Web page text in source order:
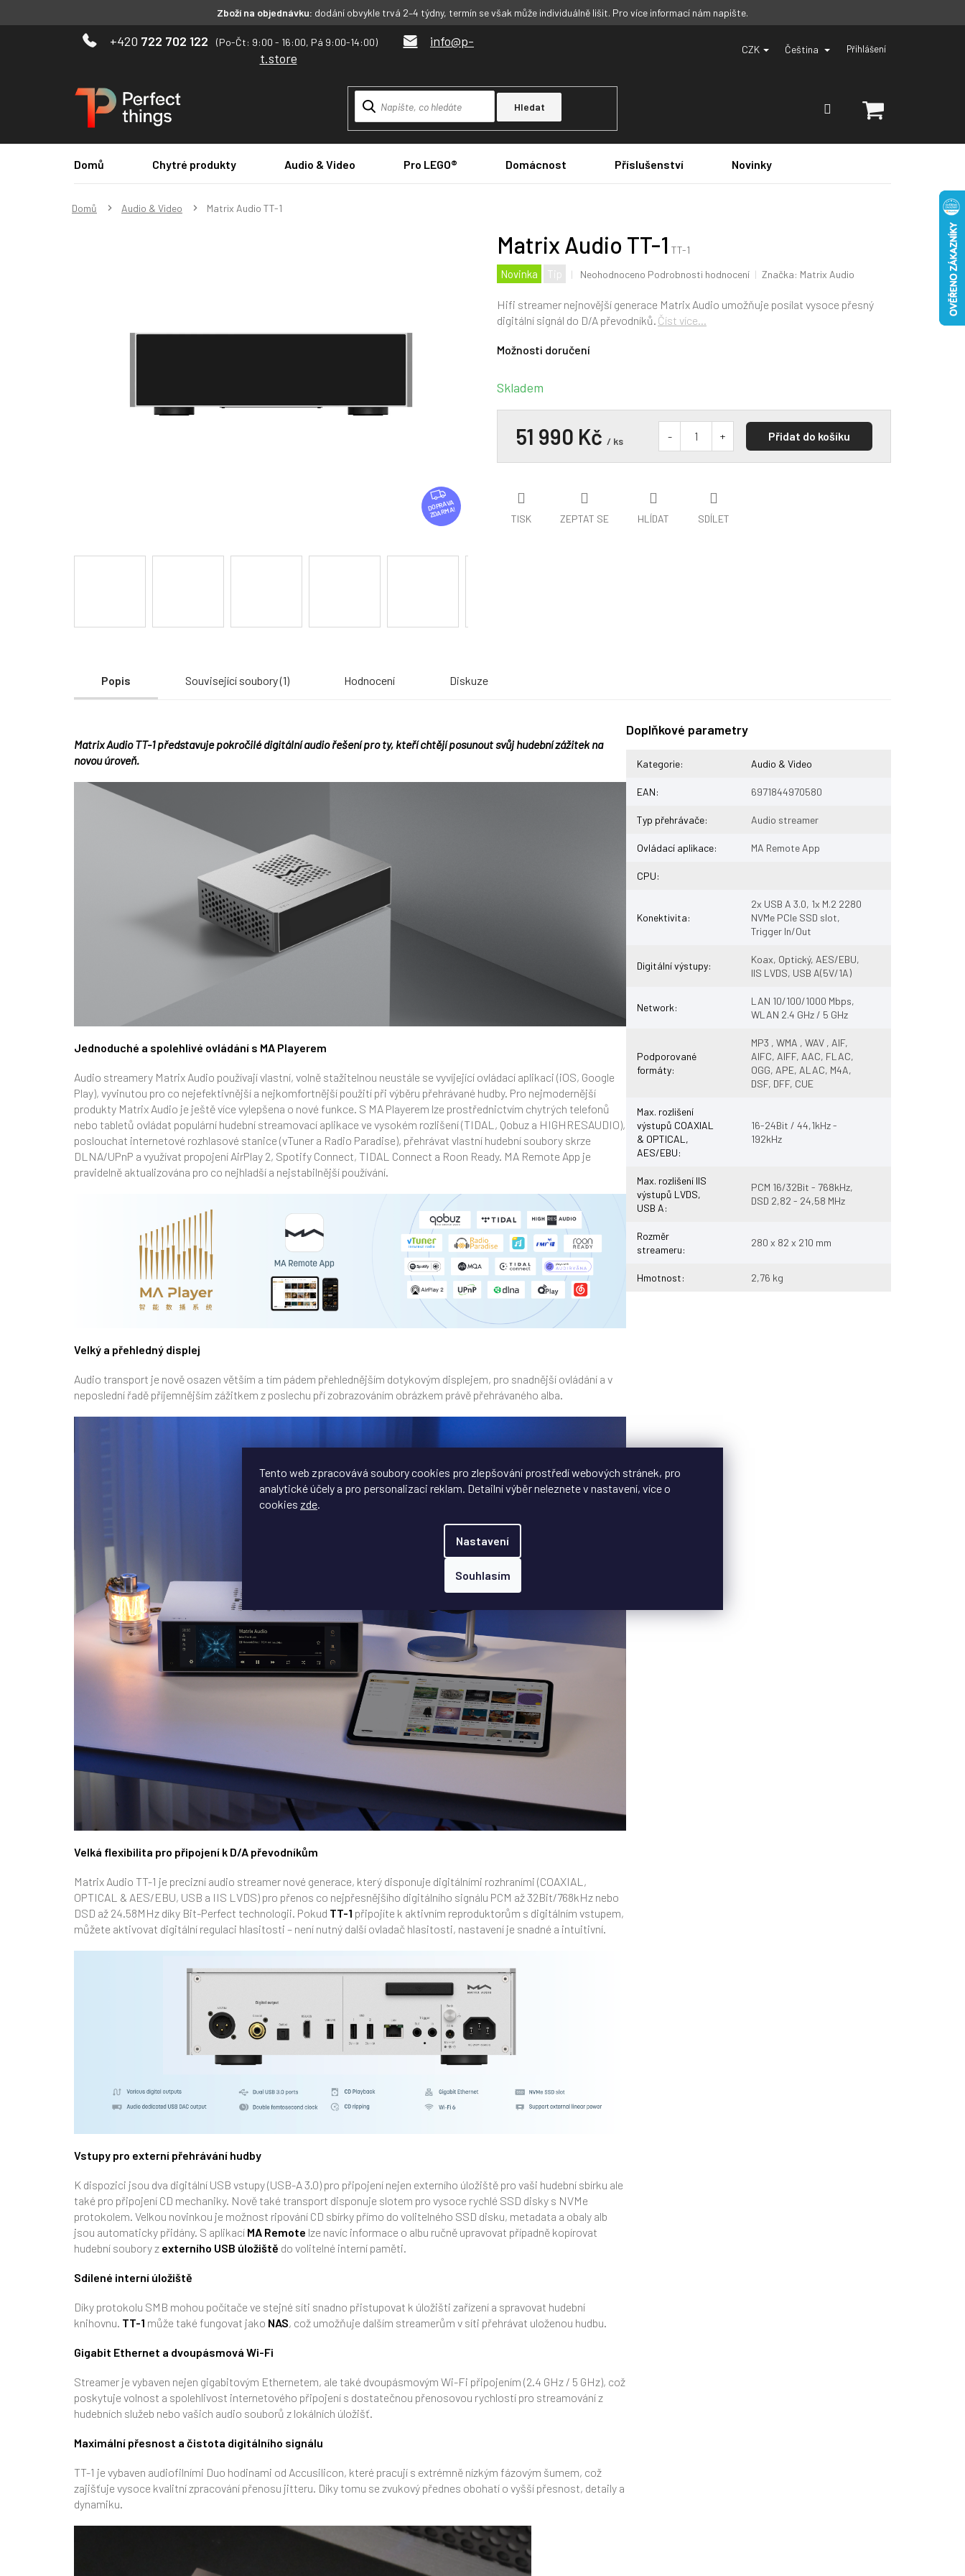
Zboží na objednávku: dodání obvykle trvá 2–4 týdny, termín se však může individuálně lišit. Pro více informací nám napište.
Tento web zpracovává soubory cookies pro zlepšování prostředí webových stránek, pro
analytické účely a pro personalizaci reklam. Detailní výběr neleznete v nastavení, více o
cookies zde.
Nastavení
Souhlasím
722 702 122
info@p-
t.store
CZK Čeština Přihlášení
Hledat
KOŠÍK
Domů
Chytré produkty Audio & Video Pro LEGO® Domácnost Příslušenství Novinky
Domů Audio & Video Matrix Audio TT-1
Z
D
A
A
ZDARMA
Skladem
Možnosti doručení
Hifi streamer nejnovější generace Matrix Audio umožňuje posílat vysoce přesný
digitální signál do D/A převodníků. Číst více...
TISK ZEPTAT SE HLÍDAT SDÍLET
Matrix Audio TT-1 TT-1
Novinka Tip
Průměrné
produktu
je
0,0
5
Neohodnoceno Podrobnosti hodnocení Značka: Matrix Audio
51 990 Kč / ks Přidat do košíku
Popis Související soubory (1) Hodnocení Diskuze
Matrix Audio TT-1 představuje pokročilé digitální audio řešení pro ty, kteří chtějí posunout svůj hudební zážitek na
novou úroveň.
Jednoduché a spolehlivé ovládání s MA Playerem
Audio streamery Matrix Audio používají vlastní, volně stažitelnou neustále se vyvíjející ovládací aplikaci (iOS, Google
Play), vyvinutou pro co nejefektivnější a nejkomfortnější použití při výběru přehrávané hudby. Pro nejmodernější
produkty Matrix Audio je ještě více vylepšena o nové funkce. S MA Playerem lze prostřednictvím chytrých telefonů
nebo tabletů ovládat populární hudební streamovací aplikace ve vysokém rozlišení (TIDAL, Qobuz a HIGHRESAUDIO),
poslouchat internetové rozhlasové stanice (vTuner a Radio Paradise), přehrávat vlastní hudební soubory skrze
DLNA/UPnP a využívat propojení AirPlay 2, Spotify Connect, TIDAL Connect a Roon Ready. MA Remote App je
pravidelně aktualizována pro co nejhladší a nejstabilnější používání.
Velký a přehledný displej
Audio transport je nově osazen větším a tím pádem přehlednějším dotykovým displejem, pro snadnější ovládání a v
neposlední řadě příjemnějším zážitkem z poslechu pří zobrazováním obrázkem právě přehrávaného alba.
Velká flexibilita pro připojení k D/A převodníkům
Matrix Audio TT-1 je precizní audio streamer nové generace, který disponuje digitálními rozhraními (COAXIAL,
OPTICAL & AES/EBU, USB a IIS LVDS) pro přenos co nejpřesnějšího digitálního signálu PCM až 32Bit/768kHz nebo
DSD až 24.58MHz díky Bit-Perfect technologii. Pokud TT-1 připojíte k aktivním reproduktorům s digitálním vstupem,
můžete aktivovat digitální regulaci hlasitosti – není nutný další ovladač hlasitosti, nastavení je snadné a intuitivní.
Vstupy pro externí přehrávání hudby
K dispozici jsou dva digitální USB vstupy (USB-A 3.0) pro připojení nejen externího úložiště pro vaši hudební sbírku ale
také pro připojení CD mechaniky. Nově také transport disponuje slotem pro vysoce rychlé SSD disky s NVMe
protokolem. Velkou novinkou je možnost ripování CD sbírky přímo do volitelného SSD disku, metadata a obaly alb
jsou automaticky přidány. S aplikací MA Remote lze navíc informace o albu ručně upravovat případně kopírovat
hudební soubory z externího USB úložiště do volitelné interní paměti.
Sdílené interní úložiště
Díky protokolu SMB mohou počítače ve stejné síti snadno přistupovat k úložišti zařízení a spravovat hudební
knihovnu. TT-1 může také fungovat jako NAS, což umožňuje dalším streamerům v síti přehrávat uloženou hudbu.
Gigabit Ethernet a dvoupásmová Wi-Fi
Streamer je vybaven nejen gigabitovým Ethernetem, ale také dvoupásmovým Wi-Fi připojením (2.4 GHz / 5 GHz), což
poskytuje volnost a spolehlivost internetového připojení s dostatečnou přenosovou rychlostí pro streamování z
hudebních služeb nebo vašich audio souborů z lokálních úložišť.
Maximální přesnost a čistota digitálního signálu
TT-1 je vybaven audiofilními Duo hodinami od Accusilicon, které pracují s extrémně nízkým fázovým šumem, což
zajišťuje vysoce kvalitní zpracování přenosu jitteru. Díky tomu se zvukový přednes obohatí o vyšší přesnost, detaily a
dynamiku.
Doplňkové parametry
Kategorie: Audio & Video
EAN: 6971844970580
Typ přehrávače: Audio streamer
Ovládací aplikace: MA Remote App
CPU:
Konektivita:
2x USB A 3.0, 1x M.2 2280
NVMe PCIe SSD slot,
Trigger In/Out
Digitální výstupy:
Koax, Optický, AES/EBU,
IIS LVDS, USB A(5V/1A)
Network:
LAN 10/100/1000 Mbps,
WLAN 2.4 GHz / 5 GHz
Podporované
formáty:
MP3 , WMA , WAV , AIF,
AIFC, AIFF, AAC, FLAC,
OGG, APE, ALAC, M4A,
DSF, DFF, CUE
Max. rozlišení
výstupů COAXIAL
& OPTICAL,
AES/EBU:
16-24Bit / 44,1kHz -
192kHz
Max. rozlišení IIS
výstupů LVDS,
USB A:
PCM 16/32Bit - 768kHz,
DSD 2,82 - 24,58 MHz
Rozměr
streameru:
280 x 82 x 210 mm
Hmotnost: 2,76 kg